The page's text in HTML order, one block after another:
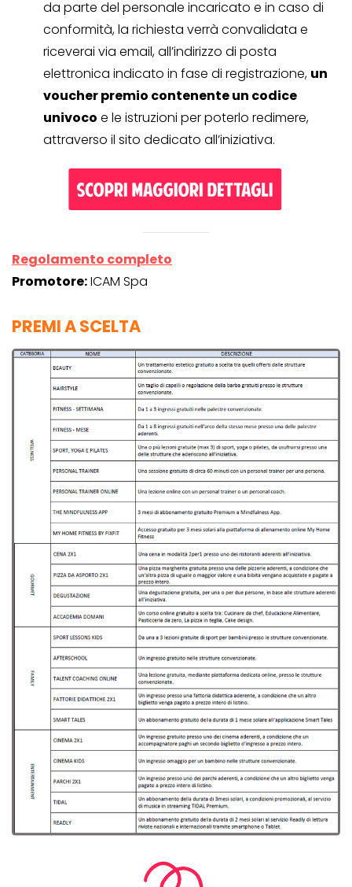
da parte del personale incaricato e in caso di
conformità, la richiesta verrà convalidata e
riceverai via email, all’indirizzo di posta
elettronica indicato in fase di registrazione, un
voucher premio contenente un codice
univoco e le istruzioni per poterlo redimere,
attraverso il sito dedicato all’iniziativa.
Regolamento completo
Promotore:ICAM Spa
PREMI A SCELTA